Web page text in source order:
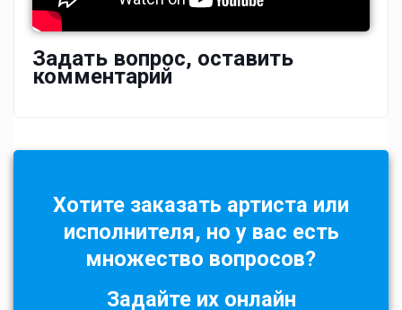
Задать вопрос, оставить
комментарий
Хотите заказать артиста или
исполнителя, но у вас есть
множество вопросов?
Задайте их онлайн